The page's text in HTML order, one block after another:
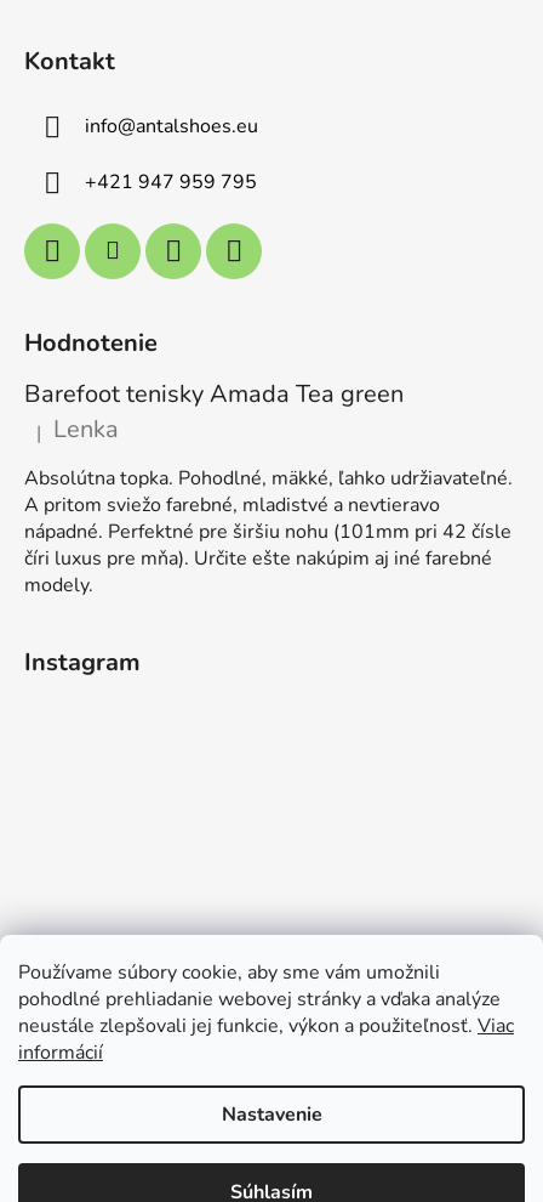
Používame súbory cookie, aby sme vám umožnili
pohodlné prehliadanie webovej stránky a vďaka analýze
neustále zlepšovali jej funkcie, výkon a použiteľnosť. Viac
informácií
Nastavenie
Súhlasím
Kontakt
info@antalshoes.eu
+421 947 959 795
Hodnotenie
Barefoot tenisky Amada Tea green
Hodnotenie produktu je 5 z 5 hviezdičiek.
| Lenka
Absolútna topka. Pohodlné, mäkké, ľahko udržiavateľné.
A pritom sviežo farebné, mladistvé a nevtieravo
nápadné. Perfektné pre širšiu nohu (101mm pri 42 čísle
číri luxus pre mňa). Určite ešte nakúpim aj iné farebné
modely.
Instagram
Sledovať na Instagrame